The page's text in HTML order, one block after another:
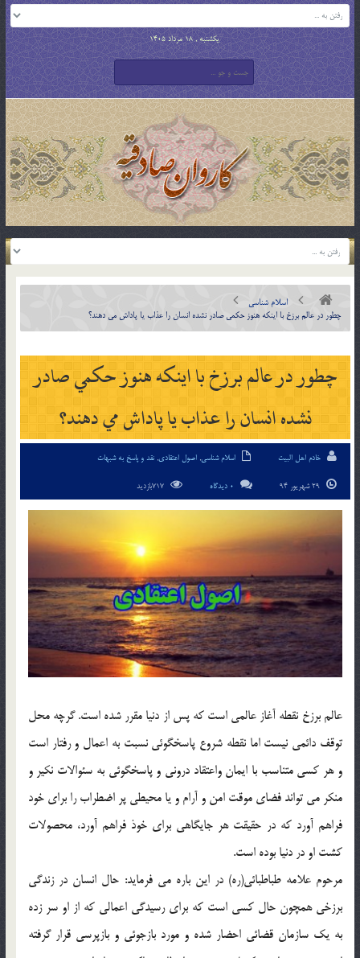
یکشنبه , 18 مرداد 1405
اسلام شناسی
چطور در عالم برزخ با اينكه هنوز حكمي صادر نشده انسان را عذاب يا پاداش مي دهند؟
چطور در عالم برزخ با اينكه هنوز حكمي صادر
نشده انسان را عذاب يا پاداش مي دهند؟
خادم اهل البیت اسلام شناسی, اصول اعتقادی, نقد و پاسخ به شبهات
0 دیدگاه
عالم برزخ نقطه آغاز عالمي است که پس از دنيا مقرر شده است. گرچه محل
توقف دائمي نيست اما نقطه شروع پاسخگوئي نسبت به اعمال و رفتار است
و هر کسي متناسب با ايمان واعتقاد دروني و پاسخگوئي به سئوالات نکير و
منکر مي تواند فضاي موقت امن و آرام و يا محيطي پر اضطراب را براي خود
فراهم آورد که در حقيقت هر جايگاهي براي خوذ فراهم آورد، محصولات
کشت او در دنيا بوده است.
مرحوم علامه طباطبائي(ره) در اين باره مي فرمايد: حال انسان در زندگي
برزخي همچون حال كسي است كه براي رسيدگي اعمالي كه از او سر زده
به يك سازمان قضائي احضار شده و مورد بازجوئي و بازپرسي قرار گرفته